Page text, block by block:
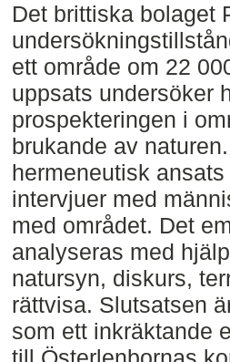
Det brittiska bolaget
ett område om 22
uppsats undersöker
prospekteringen i
brukande av
hermeneutisk
intervjuer med
med området. Det
analyseras med
natursyn, diskurs,
rättvisa. Slutsatsen
som ett inkräktande